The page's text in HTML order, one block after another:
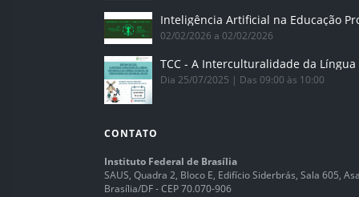
02/02/2026 a 02/02/2026
Dia 25/07/2025 | Das 09:00 às 10:00
CONTATO
Instituto Federal de Brasília
SAUS, Quadra 2, Bloco E, Edifício Siderbrás, Sala 605,
Brasília/DF - CEP 70.070-906